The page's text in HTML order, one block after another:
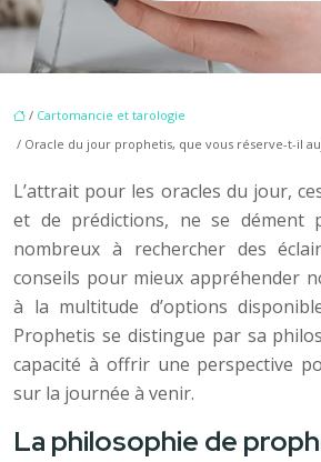
/ Cartomancie et tarologie
/ Oracle du jour prophetis, que vous réserve-t-il
L’attrait pour les oracles du jour,
et de prédictions, ne se dément
nombreux à rechercher des
conseils pour mieux appréhender
à la multitude d’options
Prophetis se distingue par sa
capacité à offrir une perspective
sur la journée à venir.
La philosophie de